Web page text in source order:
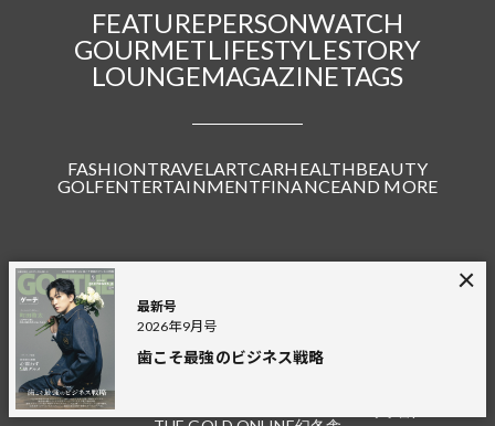
最新号
2026年9月号
歯こそ最強のビジネス戦略
FEATUREPERSONWATCH
GOURMETLIFESTYLESTORY
LOUNGEMAGAZINETAGS
FASHIONTRAVEL ARTCARHEALTHBEAUTY
GOLFENTERTAINMENTFINANCEAND MORE
GOETHE LOUNGE